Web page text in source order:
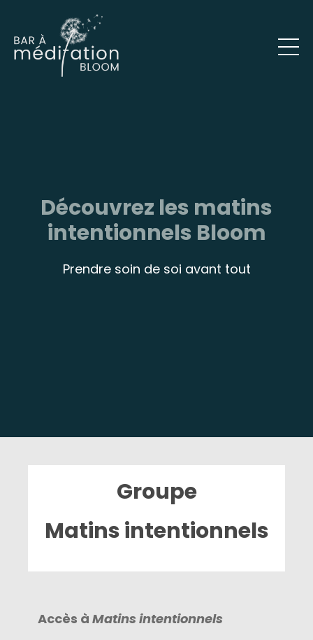
Découvrez les matins
intentionnels Bloom
Prendre soin de soi avant tout
Groupe
Matins intentionnels
Accès à Matins intentionnels